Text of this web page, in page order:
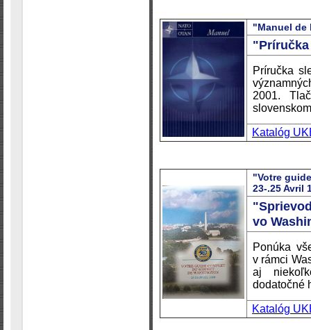
"Manuel de
"Príručka
Príručka
2001.
Katalóg
"Votre
23-.25 Avril
vo
Ponúka
v rámci
aj
dodatočné
Katalóg